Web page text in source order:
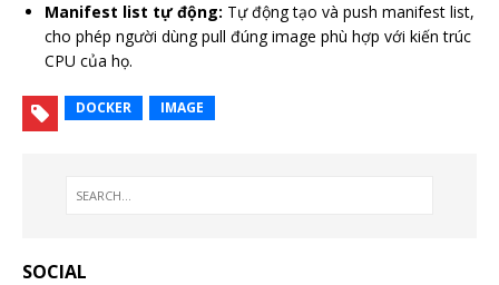
Manifest list tự động: Tự động tạo và push manifest list,
cho phép người dùng pull đúng image phù hợp với kiến trúc
CPU của họ.
DOCKER IMAGE
SOCIAL